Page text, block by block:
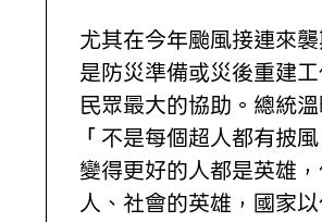
尤其在今年颱風接連來
是防災準備或災後重建
民眾最大的協助。總統
「不是每個超人都有披
變得更好的人都是英雄
人、社會的英雄，國家